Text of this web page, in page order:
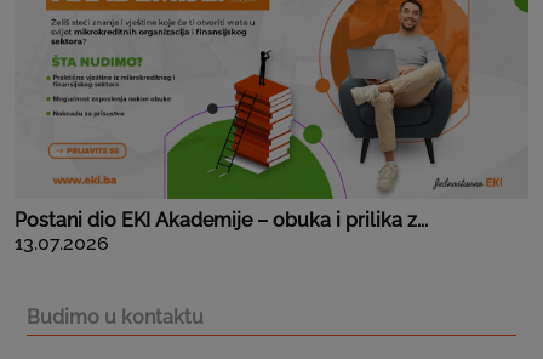
Postani dio EKI Akademije – obuka i prilika z...
13.07.2026
Budimo u kontaktu